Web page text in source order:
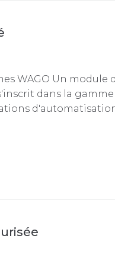
WAGO Un module
dans la